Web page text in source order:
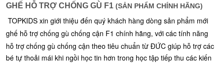
GHẾ HỖ TRỢ CHỐNG GÙ F1(SẢN PHẨM CHÍNH HÃNG)
TOPKIDS xin giới thiệu đến quý khách hàng dòng sản phẩm mới
ghế hỗ trợchống gù chống cận F1 chính hãng, với các tính năng
hỗ trợ chống gù chống cận theo tiêu chuẩn từ ĐỨC giúp hỗ trợ các
bé tự thoải mái khi ngồi học tin hơn trong học tập tiếp thu các kiến